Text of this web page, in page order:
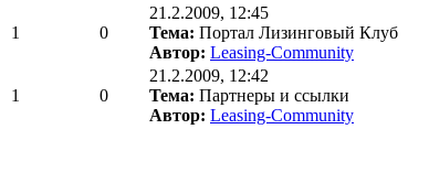
1 0
21.2.2009, 12:45
Тема: Портал Лизинговый Клуб
Автор: Leasing-Community
1 0
21.2.2009, 12:42
Тема: Партнеры и ссылки
Автор: Leasing-Community